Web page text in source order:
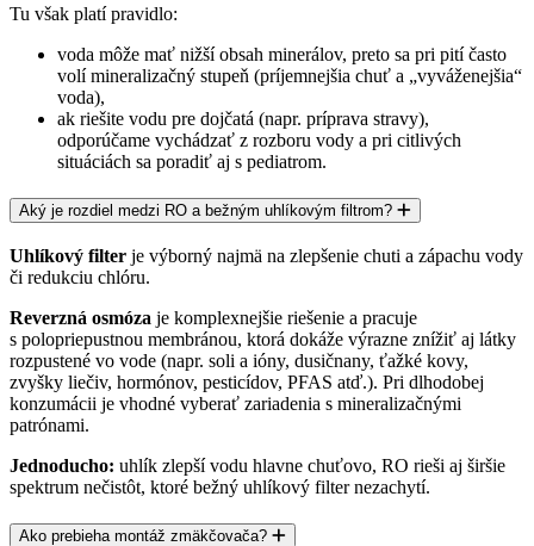
Tu však platí pravidlo:
voda môže mať nižší obsah minerálov, preto sa pri pití často
volí mineralizačný stupeň (príjemnejšia chuť a „vyváženejšia“
voda),
ak riešite vodu pre dojčatá (napr. príprava stravy),
odporúčame vychádzať z rozboru vody a pri citlivých
situáciách sa poradiť aj s pediatrom.
Aký je rozdiel medzi RO a bežným uhlíkovým filtrom?
Uhlíkový filter je výborný najmä na zlepšenie chuti a zápachu vody
či redukciu chlóru.
Reverzná osmóza je komplexnejšie riešenie a pracuje
s polopriepustnou membránou, ktorá dokáže výrazne znížiť aj látky
rozpustené vo vode (napr. soli a ióny, dusičnany, ťažké kovy,
zvyšky liečiv, hormónov, pesticídov, PFAS atď.). Pri dlhodobej
konzumácii je vhodné vyberať zariadenia s mineralizačnými
patrónami.
Jednoducho: uhlík zlepší vodu hlavne chuťovo, RO rieši aj širšie
spektrum nečistôt, ktoré bežný uhlíkový filter nezachytí.
Ako prebieha montáž zmäkčovača?